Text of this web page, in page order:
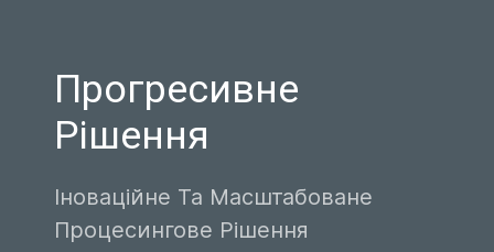
Прогресивне
Рішення
Іноваційне Та Масштабоване
Процесингове Рішення